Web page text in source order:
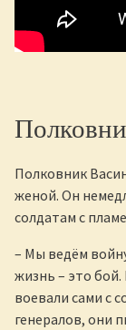
Полковник
женой. Он
солдатам с
– Мы ведём
жизнь – это
воевали сами с
генералов, они